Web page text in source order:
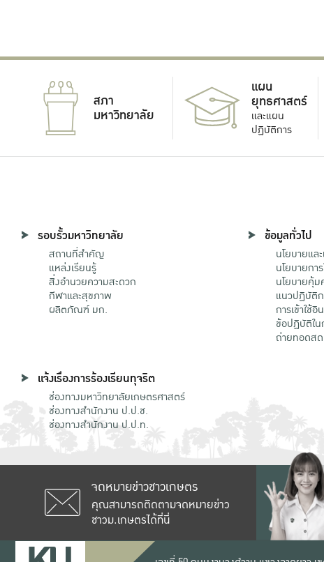
สภา
มหาวิทยาลัย
แผน
ยุทธศาสตร์
และแผน
ปฏิบัติการ
รอบรั้วมหาวิทยาลัย
สถานที่สำคัญ
แหล่งเรียนรู้
สิ่งอำนวยความสะดวก
กีฬาและสุขภาพ
ผลิตภัณฑ์ มก.
ข้อมูลทั่วไป
นโยบายแ
นโยบายกา
นโยบายคุ้
แนวปฏิบัติ
การเข้าใช้อิ
ข้อปฏิบัติใ
ถ่ายทอดสด
แจ้งเรื่องการร้องเรียนทุจริต
ช่องทางมหาวิทยาลัยเกษตรศาสตร์
ช่องทางสำนักงาน ป.ป.ช.
ช่องทางสำนักงาน ป.ป.ท.
จดหมายข่าวชาวเกษตร
คุณสามารถติดตามจดหมายข่าว
ชาวม.เกษตรได้ที่นี่